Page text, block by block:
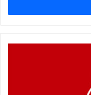
e
z